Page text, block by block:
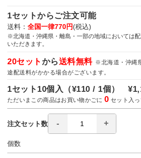
1セットからご注文可能
送料： 全国一律770円(税込)
※北海道・沖縄県・離島・一部の地域においては
いただきます。
20セット から送料無料 ※北海道・沖縄
途配送料がかかる場合がございます。
1セット10個入（¥110 / 1個）
ただいまこの商品はお買い物かごに0 セット入
注文セット数
個数